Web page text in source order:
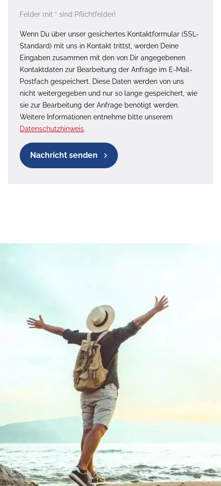
Felder mit * sind Pflichtfelder!
Wenn Du über unser gesichertes Kontaktformular (SSL-
Standard) mit uns in Kontakt trittst, werden Deine
Eingaben zusammen mit den von Dir angegebenen
Kontaktdaten zur Bearbeitung der Anfrage im E-Mail-
Postfach gespeichert. Diese Daten werden von uns
nicht weitergegeben und nur so lange gespeichert, wie
sie zur Bearbeitung der Anfrage benötigt werden.
Weitere Informationen entnehme bitte unserem
Datenschutzhinweis.
Nachricht senden